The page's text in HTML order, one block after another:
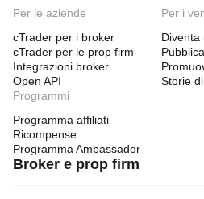
Per le aziende
cTrader per i broker
cTrader per le prop firm
Integrazioni broker
Open API
Per i
Diventa
Storie
Programmi
Programma affiliati
Ricompense
Programma Ambassador
Broker e prop firm